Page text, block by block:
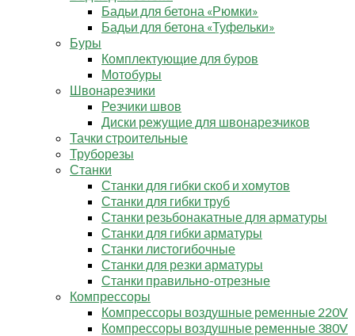
Бадьи для бетона «Рюмки»
Бадьи для бетона «Туфельки»
Буры
Комплектующие для буров
Мотобуры
Швонарезчики
Резчики швов
Диски режущие для швонарезчиков
Тачки строительные
Труборезы
Станки
Станки для гибки скоб и хомутов
Станки для гибки труб
Станки резьбонакатные для арматуры
Станки для гибки арматуры
Станки листогибочные
Станки для резки арматуры
Станки правильно-отрезные
Компрессоры
Компрессоры воздушные ременные 220V
Компрессоры воздушные ременные 380V